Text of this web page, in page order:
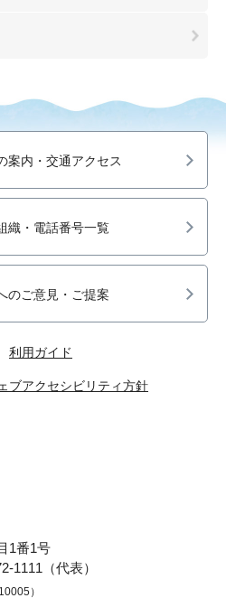
案内・交通アクセス
織・電話番号一覧
のご意見・ご提案
利用ガイド
ブアクセシビリティ方針
1番1号
1111（代表）
）